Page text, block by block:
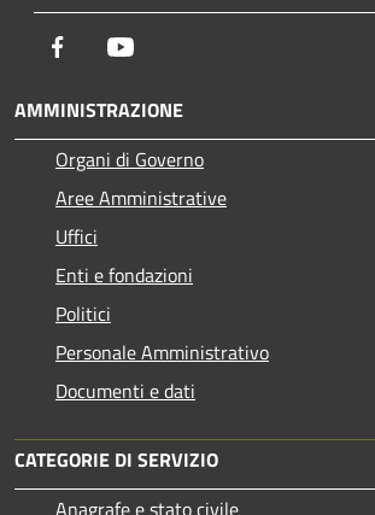
Facebook
AMMINISTRAZIONE
Organi di Governo
Aree Amministrative
Uffici
Enti e fondazioni
Politici
Personale Amministrativo
Documenti e dati
CATEGORIE DI SERVIZIO
Anagrafe e stato civile